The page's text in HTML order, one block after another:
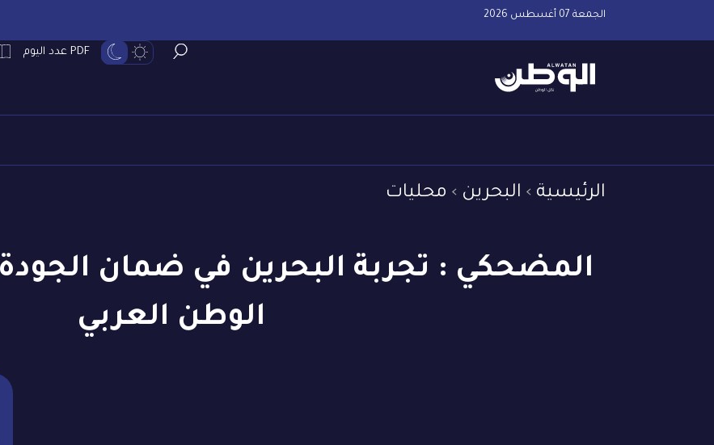
الجمعة 07 أغسطس 2026
PDF عدد اليوم
الرئيسية البحرين محليات
المضحكي : تجربة البحرين في ضمان
الوطن العربي